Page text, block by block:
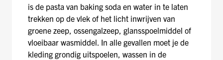
is de pasta van baking soda en water in te laten
trekken op de vlek of het licht inwrijven van
groene zeep, ossengalzeep, glansspoelmiddel of
vloeibaar wasmiddel. In alle gevallen moet je de
kleding grondig uitspoelen, wassen in de